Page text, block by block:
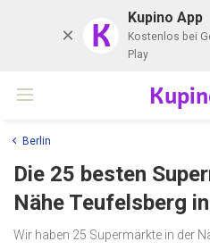
K Kupino App
Kostenlos bei
Play
Berlin
Die 25 besten
Nähe Teufelsberg
Wir haben 25 Supermärkte in der